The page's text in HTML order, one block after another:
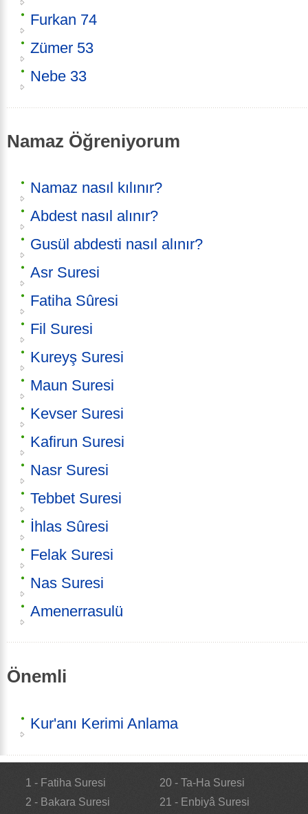
Furkan 74
Zümer 53
Nebe 33
Namaz Öğreniyorum
Namaz nasıl kılınır?
Abdest nasıl alınır?
Gusül abdesti nasıl alınır?
Asr Suresi
Fatiha Sûresi
Fil Suresi
Kureyş Suresi
Maun Suresi
Kevser Suresi
Kafirun Suresi
Nasr Suresi
Tebbet Suresi
İhlas Sûresi
Felak Suresi
Nas Suresi
Amenerrasulü
Önemli
Kur'anı Kerimi Anlama
1 - Fatiha Suresi
2 - Bakara Suresi
20 - Ta-Ha Suresi
21 - Enbiyâ Suresi